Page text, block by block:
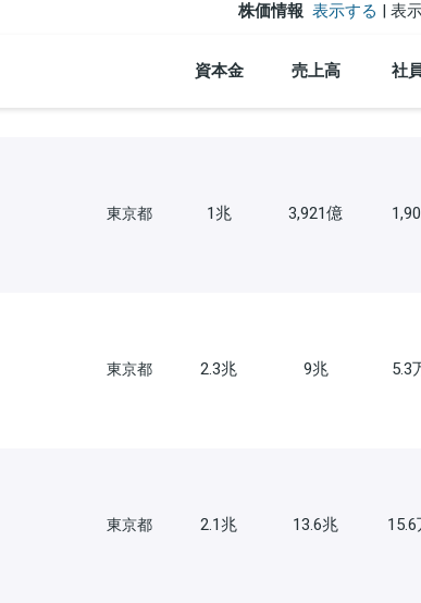
株価情報 表示する | 表
資本金 売上高 社
東京都 1兆 3,921億
東京都 2.3兆 9兆 5.3
東京都 2.1兆 13.6兆 15.6